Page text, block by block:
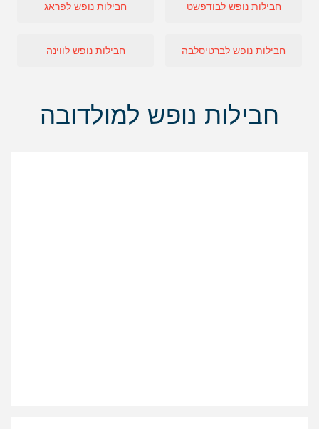
חבילות נופש לבודפשט חבילות נופש לפראג
חבילות נופש לברטיסלבה חבילות נופש לווינה
חבילות נופש למולדובה